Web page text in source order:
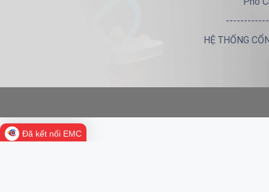
HỆ THỐNG
Đã kết nối EMC